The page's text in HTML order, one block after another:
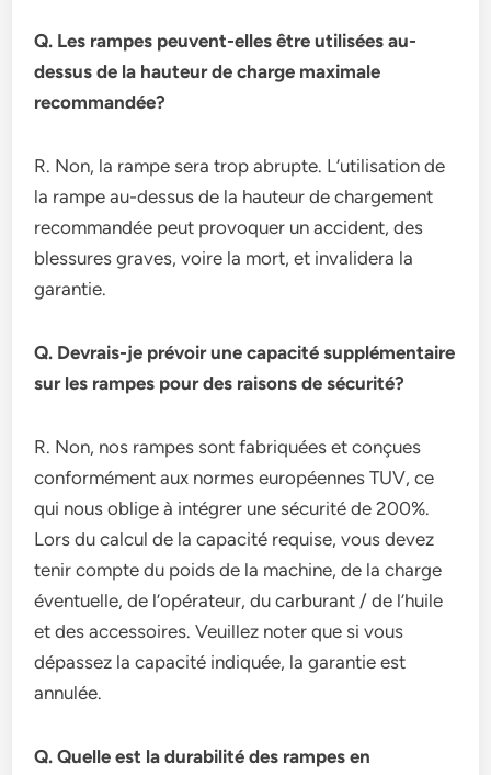
Q. Les rampes peuvent-elles être utilisées au-
dessus de la hauteur de charge maximale
recommandée?
R. Non, la rampe sera trop abrupte. L’utilisation de
la rampe au-dessus de la hauteur de chargement
recommandée peut provoquer un accident, des
blessures graves, voire la mort, et invalidera la
garantie.
Q. Devrais-je prévoir une capacité supplémentaire
sur les rampes pour des raisons de sécurité?
R. Non, nos rampes sont fabriquées et conçues
conformément aux normes européennes TUV, ce
qui nous oblige à intégrer une sécurité de 200%.
Lors du calcul de la capacité requise, vous devez
tenir compte du poids de la machine, de la charge
éventuelle, de l’opérateur, du carburant / de l’huile
et des accessoires. Veuillez noter que si vous
dépassez la capacité indiquée, la garantie est
annulée.
Q. Quelle est la durabilité des rampes en